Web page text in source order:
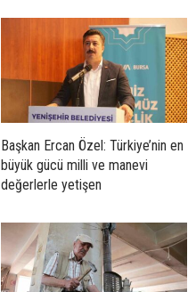
Başkan Ercan Özel: Türkiye’nin en
büyük gücü milli ve manevi
değerlerle yetişen